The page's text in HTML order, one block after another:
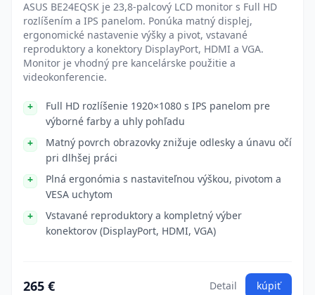
ASUS BE24EQSK je 23,8-palcový LCD monitor s Full HD
rozlíšením a IPS panelom. Ponúka matný displej,
ergonomické nastavenie výšky a pivot, vstavané
reproduktory a konektory DisplayPort, HDMI a VGA.
Monitor je vhodný pre kancelárske použitie a
videokonferencie.
Full HD rozlíšenie 1920×1080 s IPS panelom pre
výborné farby a uhly pohľadu
Matný povrch obrazovky znižuje odlesky a únavu očí
pri dlhšej práci
Plná ergonómia s nastaviteľnou výškou, pivotom a
VESA uchytom
Vstavané reproduktory a kompletný výber
konektorov (DisplayPort, HDMI, VGA)
265 € Detail kúpiť